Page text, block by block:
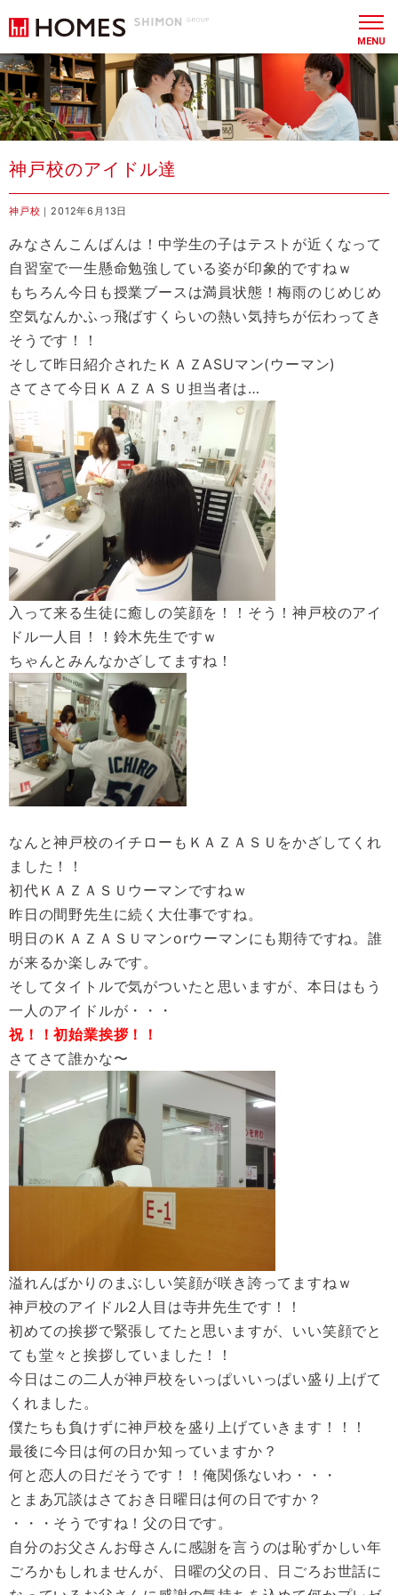
MENU
神戸校のアイドル達
神戸校 ｜2012年6月13日
みなさんこんばんは！中学生の子はテストが近くなって
自習室で一生懸命勉強している姿が印象的ですねｗ
もちろん今日も授業ブースは満員状態！梅雨のじめじめ
空気なんかふっ飛ばすくらいの熱い気持ちが伝わってき
そうです！！
そして昨日紹介されたＫＡＺASUマン(ウーマン)
さてさて今日ＫＡＺＡＳＵ担当者は…
入って来る生徒に癒しの笑顔を！！そう！神戸校のアイ
ドル一人目！！鈴木先生ですｗ
ちゃんとみんなかざしてますね！
なんと神戸校のイチローもＫＡＺＡＳＵをかざしてくれ
ました！！
初代ＫＡＺＡＳＵウーマンですねｗ
昨日の間野先生に続く大仕事ですね。
明日のＫＡＺＡＳＵマンorウーマンにも期待ですね。誰
が来るか楽しみです。
そしてタイトルで気がついたと思いますが、本日はもう
一人のアイドルが・・・
祝！！初始業挨拶！！
さてさて誰かな〜
溢れんばかりのまぶしい笑顔が咲き誇ってますねｗ
神戸校のアイドル2人目は寺井先生です！！
初めての挨拶で緊張してたと思いますが、いい笑顔でと
ても堂々と挨拶していました！！
今日はこの二人が神戸校をいっぱいいっぱい盛り上げて
くれました。
僕たちも負けずに神戸校を盛り上げていきます！！！
最後に今日は何の日か知っていますか？
何と恋人の日だそうです！！俺関係ないわ・・・
とまあ冗談はさておき日曜日は何の日ですか？
・・・そうですね！父の日です。
自分のお父さんお母さんに感謝を言うのは恥ずかしい年
ごろかもしれませんが、日曜の父の日、日ごろお世話に